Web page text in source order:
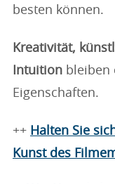
besten können.
Kreativität,
Intuition bleiben
Eigenschaften.
++ Halten Sie
Kunst des